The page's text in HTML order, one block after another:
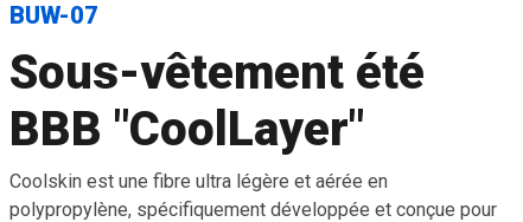
BUW-07
Sous-vêtement été
BBB "CoolLayer"
Coolskin est une fibre ultra légère et aérée en
polypropylène, spécifiquement développée et conçue pour